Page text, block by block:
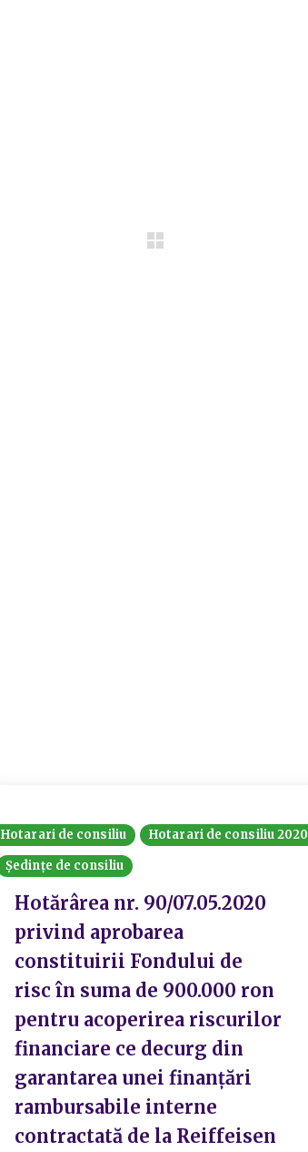
Hotarari de consiliu
Hotarari de consiliu 2020
Ședințe de consiliu
Hotărârea nr. 90/07.05.2020
privind aprobarea
constituirii Fondului de
risc în suma de 900.000 ron
pentru acoperirea riscurilor
financiare ce decurg din
garantarea unei finanțări
rambursabile interne
contractată de la Reiffeisen